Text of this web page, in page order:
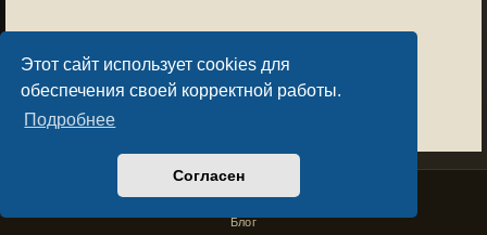
Этот сайт использует cookies для
обеспечения своей корректной работы.
Подробнее
Согласен
Privacy PolicyLicense Agreement
Copyright © Sacralium Games 2023-
Блог